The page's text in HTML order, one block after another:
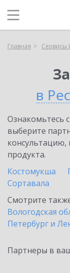
Главная Сервисы
в
Ознакомьтесь
выберите
консультацию,
продукта.
Костомукша
Сортавала
Смотрите
Вологодская
Петербург и
Партнеры в